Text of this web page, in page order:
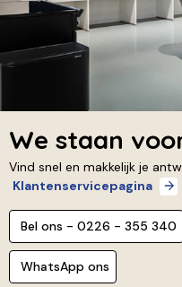
We staan
Vind snel en makkelijk je
Klantenservicepagina
Bel ons - 0226 - 355 340
WhatsApp ons